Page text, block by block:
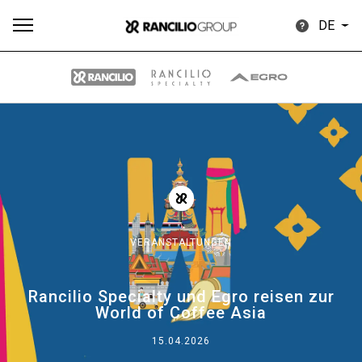
DE
VERANSTALTUNGEN
Rancilio Specialty und Egro reisen zur
World of Coffee Asia
15.04.2026
Gruppe